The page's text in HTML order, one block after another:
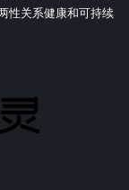
性关系健康和可持续